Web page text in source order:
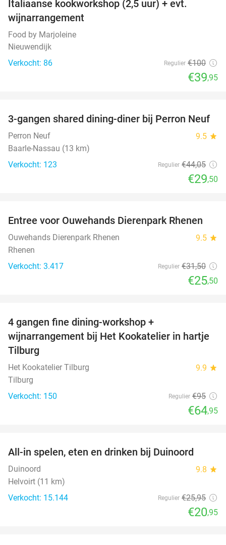
Italiaanse kookworkshop (2,5 uur) + evt.
wijnarrangement
Food by Marjoleine
Nieuwendijk
Verkocht: 86
Regulier €100
€39,95
33%
3-gangen shared dining-diner bij Perron Neuf
Perron Neuf 9.5 star
Baarle-Nassau (13 km)
Verkocht: 123
Regulier €44,05
€29,50
19%
Entree voor Ouwehands Dierenpark Rhenen
Ouwehands Dierenpark Rhenen 9.5 star
Rhenen
Verkocht: 3.417
Regulier €31,50
€25,50
4 gangen fine dining-workshop +
wijnarrangement bij Het Kookatelier in hartje
Tilburg
Het Kookatelier Tilburg 9.9 star
Tilburg
Verkocht: 150
Regulier €95
€64,95
All-in spelen, eten en drinken bij Duinoord
Duinoord 9.8 star
Helvoirt (11 km)
Verkocht: 15.144
Regulier €25,95
€20,95